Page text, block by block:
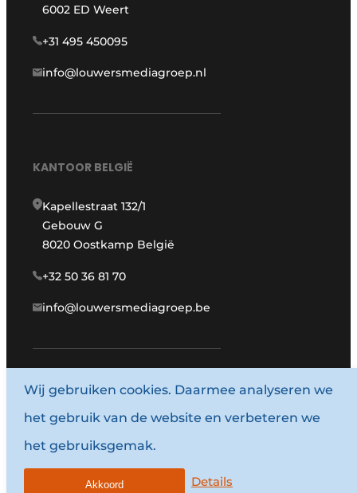
6002 ED Weert
+31 495 450095
info@louwersmediagroep.nl
KANTOOR BELGIË
Kapellestraat 132/1
Gebouw G
8020 Oostkamp België
+32 50 36 81 70
info@louwersmediagroep.be
www.louwersmediagroep.com
© 1987 - 2026 Louwersmediagroep.
Algemene voorwaarden
Wij gebruiken cookies. Daarmee analyseren we
het gebruik van de website en verbeteren we
het gebruiksgemak.
Details
Akkoord